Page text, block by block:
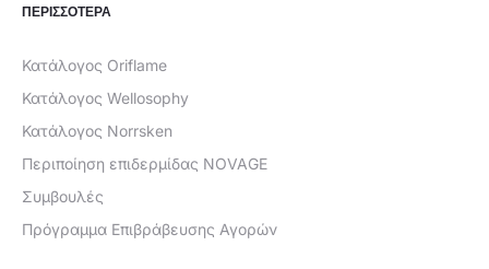
ΠΕΡΙΣΣΟΤΕΡΑ
Κατάλογος Oriflame
Κατάλογος Wellosophy
Κατάλογος Norrsken
Περιποίηση επιδερμίδας NOVAGE
Συμβουλές
Πρόγραμμα Επιβράβευσης Αγορών